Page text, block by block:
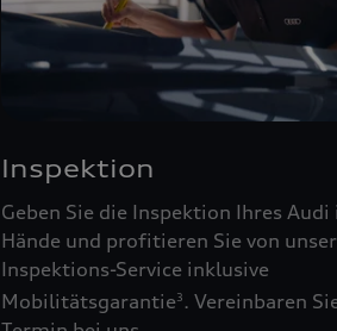
Inspektion
Geben Sie die Inspektion Ihres Audi
Hände und profitieren Sie von
Inspektions-Service inklusive
Mobilitätsgarantie3. Vereinbaren